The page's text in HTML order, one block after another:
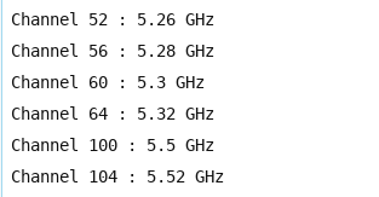
Channel 52 : 5.26 GHz
Channel 56 : 5.28 GHz
Channel 60 : 5.3 GHz
Channel 64 : 5.32 GHz
Channel 100 : 5.5 GHz
Channel 104 : 5.52 GHz